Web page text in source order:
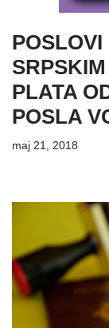
PLATA
POSLA
maj 21, 2018